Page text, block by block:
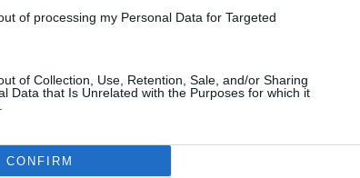
of processing my Personal Data for Targeted
of Collection, Use, Retention, Sale, and/or Sharing
Data that Is Unrelated with the Purposes for which it
CONFIRM
Médiatér
Liget
Krónika